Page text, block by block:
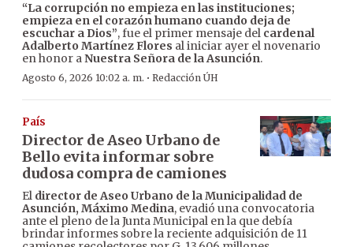
“La corrupción no empieza en las instituciones;
empieza en el corazón humano cuando deja de
escuchar a Dios”, fue el primer mensaje del cardenal
Adalberto Martínez Flores al iniciar ayer el novenario
en honor aNuestra Señora de la Asunción.
Agosto 6, 2026 10:02 a. m. · Redacción ÚH
País
Director de Aseo Urbano de
Bello evita informar sobre
dudosa compra de camiones
El director de Aseo Urbano de la Municipalidad de
Asunción, Máximo Medina, evadió una convocatoria
ante el pleno de la Junta Municipal en la que debía
brindar informes sobre la reciente adquisición de 11